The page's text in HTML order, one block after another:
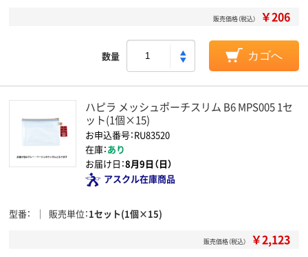
販売価格（税込） ￥206
数量 カゴへ
ハピラ メッシュポーチスリム B6 MPS005 1セ
ット(1個×15)
お申込番号：RU83520
在庫：あり
お届け日：8月9日（日）
アスクル在庫商品
型番 販売単位 1セット(1個×15)
販売価格（税込） ￥2,123